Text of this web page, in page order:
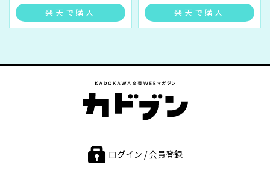
楽天で購入 楽天で購入
ログイン / 会員登録